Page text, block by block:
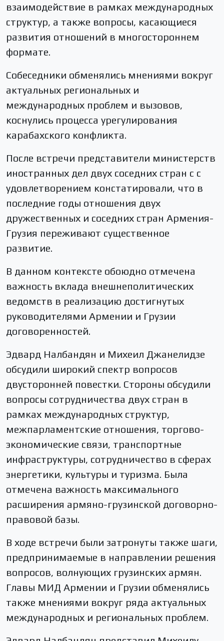
взаимодействие в рамках международных
структур, а также вопросы, касающиеся
развития отношений в многостороннем
формате.
Собеседники обменялись мнениями вокруг
актуальных региональных и
международных проблем и вызовов,
коснулись процесса урегулирования
карабахского конфликта.
После встречи представители министерств
иностранных дел двух соседних стран с с
удовлетворением констатировали, что в
последние годы отношения двух
дружественных и соседних стран Армения-
Грузия переживают существенное
развитие.
В данном контексте обоюдно отмечена
важность вклада внешнеполитических
ведомств в реализацию достигнутых
руководителями Армении и Грузии
договоренностей.
Эдвард Налбандян и Михеил Джанелидзе
обсудили широкий спектр вопросов
двусторонней повестки. Стороны обсудили
вопросы сотрудничества двух стран в
рамках международных структур,
межпарламентские отношения, торгово-
экономические связи, транспортные
инфраструктуры, сотрудничество в сферах
энергетики, культуры и туризма. Была
отмечена важность максимального
расширения армяно-грузинской договорно-
правовой базы.
В ходе встречи были затронуты также шаги,
предпринимаемые в направлении решения
вопросов, волнующих грузинских армян.
Главы МИД Армении и Грузии обменялись
также мнениями вокруг ряда актуальных
международных и региональных проблем.